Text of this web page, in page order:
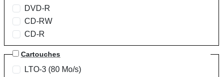
DVD-R
CD-RW
CD-R
Cartouches
LTO-3 (80 Mo/s)